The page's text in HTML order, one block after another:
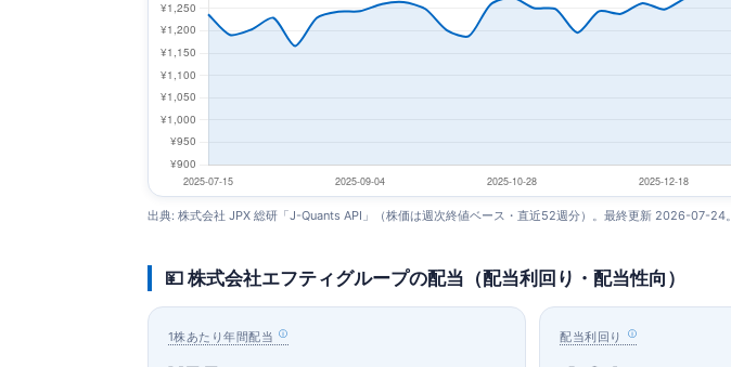
出典: 株式会社 JPX 総研「J-Quants API」（株価は週次終値ベース・直近52週分）。最終更新 2026-07-24。
💴 株式会社エフティグループの配当（配当利回り・配当性向）
1株あたり年間配当 配当利回り